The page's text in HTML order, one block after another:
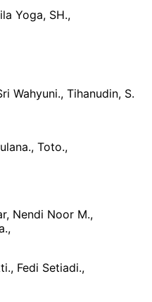
Yoga, SH.,
Wahyuni., Tihanudin, S.
Toto.,
Nendi Noor M.,
Fedi Setiadi.,